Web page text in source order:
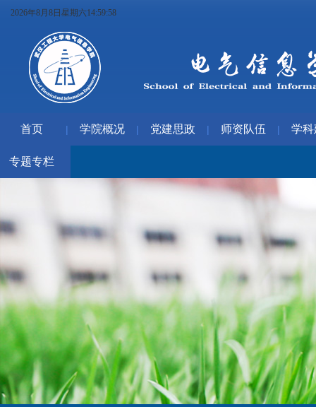
2026年8月8日星期六14:59:59
首页 | 学院概况 | 党建思政 | 师资队伍 | 学
专题专栏